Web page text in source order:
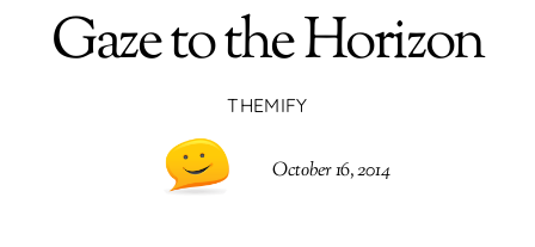
Gaze to the Horizon
THEMIFY
October 16, 2014